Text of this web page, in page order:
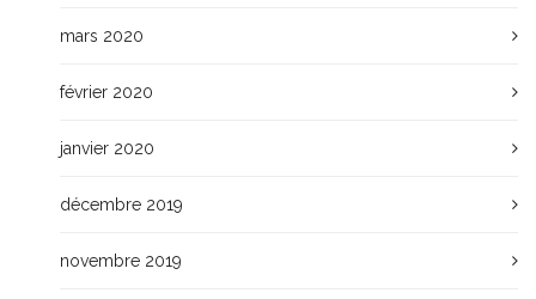
mars 2020
février 2020
janvier 2020
décembre 2019
novembre 2019